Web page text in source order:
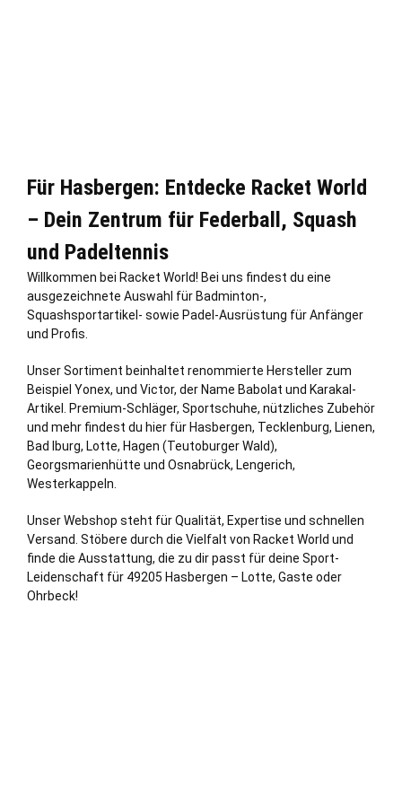
Für Hasbergen: Entdecke Racket World
– Dein Zentrum für Federball, Squash
und Padeltennis
Willkommen bei Racket World! Bei uns findest du eine
ausgezeichnete Auswahl für Badminton-,
Squashsportartikel- sowie Padel-Ausrüstung für Anfänger
und Profis.
Unser Sortiment beinhaltet renommierte Hersteller zum
Beispiel Yonex, und Victor, der Name Babolat und Karakal-
Artikel. Premium-Schläger, Sportschuhe, nützliches Zubehör
und mehr findest du hier für Hasbergen, Tecklenburg, Lienen,
Bad Iburg, Lotte, Hagen (Teutoburger Wald),
Georgsmarienhütte und Osnabrück, Lengerich,
Westerkappeln
Unser Webshop steht für Qualität, Expertise und schnellen
Versand. Stöbere durch die Vielfalt von Racket World und
finde die Ausstattung, die zu dir passt für deine Sport-
Leidenschaft für 49205 Hasbergen – Lotte, Gaste oder
Ohrbeck!